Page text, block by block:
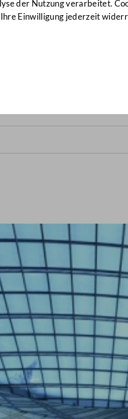
der Nutzung verarbeitet.
Einwilligung jederzeit
27. April